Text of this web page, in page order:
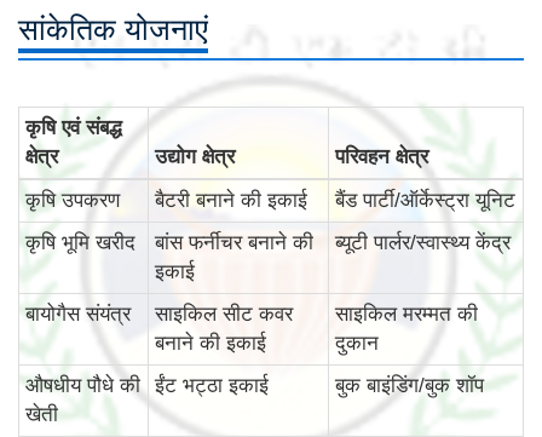
सांकेतिक योजनाएं
कृषि एवं संबद्ध
क्षेत्र
उद्योग क्षेत्र
परिवहन क्षेत्र
कृषि उपकरण
बैटरी बनाने की इकाई
बैंड पार्टी/ऑर्केस्ट्रा यूनिट
कृषि भूमि खरीद
बांस फर्नीचर बनाने की
इकाई
ब्यूटी पार्लर/स्वास्थ्य केंद्र
बायोगैस संयंत्र
साइकिल सीट कवर
बनाने की इकाई
साइकिल मरम्मत की
दुकान
औषधीय पौधे की
खेती
ईंट भट्ठा इकाई बुक बाइंडिंग/बुक शॉप